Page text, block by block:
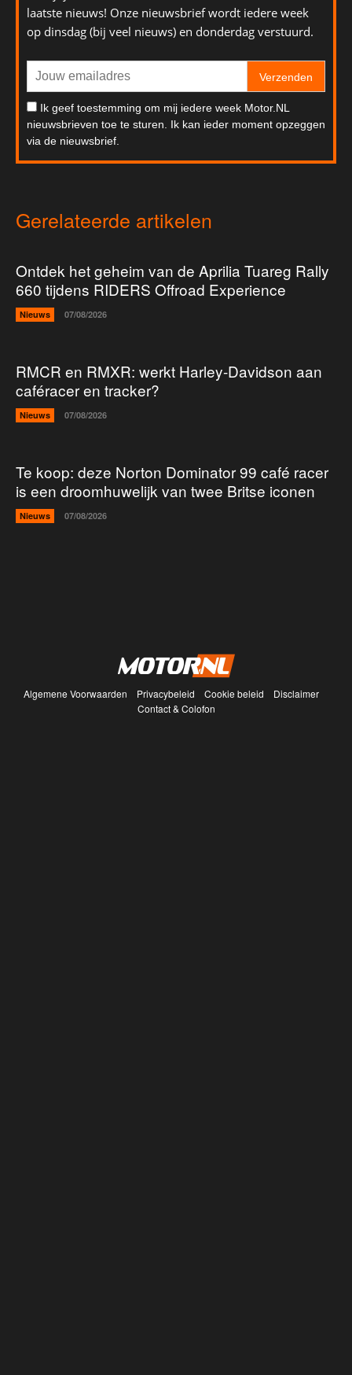
laatste nieuws! Onze nieuwsbrief wordt iedere week
op dinsdag (bij veel nieuws) en donderdag verstuurd.
Verzenden
Ik geef toestemming om mij iedere week Motor.NL
nieuwsbrieven toe te sturen. Ik kan ieder moment opzeggen
via de nieuwsbrief.
Gerelateerde artikelen
Ontdek het geheim van de Aprilia Tuareg Rally
660 tijdens RIDERS Offroad Experience
Nieuws 07/08/2026
RMCR en RMXR: werkt Harley-Davidson aan
caféracer en tracker?
Nieuws 07/08/2026
Te koop: deze Norton Dominator 99 café racer
is een droomhuwelijk van twee Britse iconen
Nieuws 07/08/2026
Algemene Voorwaarden Privacybeleid Cookie beleid
Disclaimer
Contact & Colofon